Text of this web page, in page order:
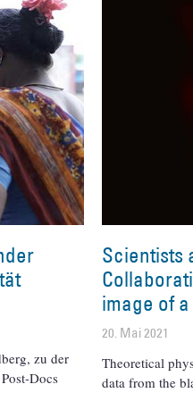
zu der
Docs
Scientists
image of
20. Mai 2021
Theoretical
data from the